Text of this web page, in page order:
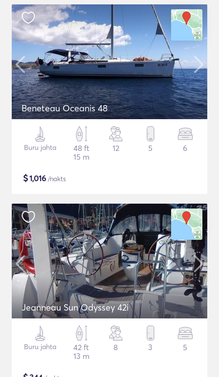
Beneteau Oceanis 48
Buru jahta
48 ft
15 m
12 5 6
$1,016 /nakts
Jeanneau Sun Odyssey 42i
Buru jahta
42 ft
13 m
8 3 5